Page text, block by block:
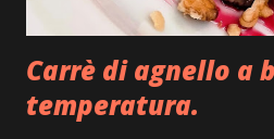
con acqua carne di
grosso, portiamo tutto sul
Carrè di agnello a
temperatura.